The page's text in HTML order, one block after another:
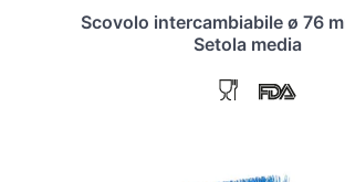
Scovolo intercambiabile ø 76
Setola media